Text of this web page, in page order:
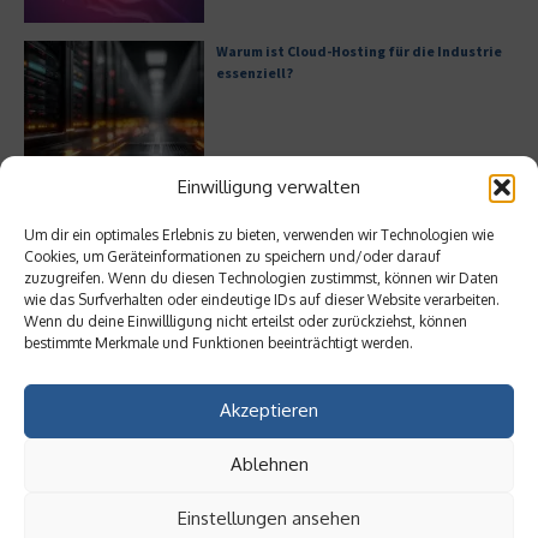
Einwilligung verwalten
Um dir ein optimales Erlebnis zu bieten, verwenden wir Technologien wie
Cookies, um Geräteinformationen zu speichern und/oder darauf
zuzugreifen. Wenn du diesen Technologien zustimmst, können wir Daten
wie das Surfverhalten oder eindeutige IDs auf dieser Website verarbeiten.
Wenn du deine Einwillligung nicht erteilst oder zurückziehst, können
bestimmte Merkmale und Funktionen beeinträchtigt werden.
Akzeptieren
Ablehnen
Einstellungen ansehen
Warum ist Cloud-Hosting für die Industrie
essenziell?
Bürofläche neu denken
Meistgelesen
Leitfaden zur Eröffnung eines